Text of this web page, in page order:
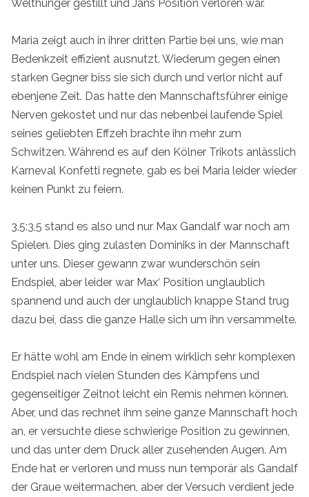
Welthunger gestillt und Jans Position verloren war.
Maria zeigt auch in ihrer dritten Partie bei uns, wie man
Bedenkzeit effizient ausnutzt. Wiederum gegen einen
starken Gegner biss sie sich durch und verlor nicht auf
ebenjene Zeit. Das hatte den Mannschaftsführer einige
Nerven gekostet und nur das nebenbei laufende Spiel
seines geliebten Effzeh brachte ihn mehr zum
Schwitzen. Während es auf den Kölner Trikots anlässlich
Karneval Konfetti regnete, gab es bei Maria leider wieder
keinen Punkt zu feiern.
3,5:3,5 stand es also und nur Max Gandalf war noch am
Spielen. Dies ging zulasten Dominiks in der Mannschaft
unter uns. Dieser gewann zwar wunderschön sein
Endspiel, aber leider war Max‘ Position unglaublich
spannend und auch der unglaublich knappe Stand trug
dazu bei, dass die ganze Halle sich um ihn versammelte.
Er hätte wohl am Ende in einem wirklich sehr komplexen
Endspiel nach vielen Stunden des Kämpfens und
gegenseitiger Zeitnot leicht ein Remis nehmen können.
Aber, und das rechnet ihm seine ganze Mannschaft hoch
an, er versuchte diese schwierige Position zu gewinnen,
und das unter dem Druck aller zusehenden Augen. Am
Ende hat er verloren und muss nun temporär als Gandalf
der Graue weitermachen, aber der Versuch verdient jede